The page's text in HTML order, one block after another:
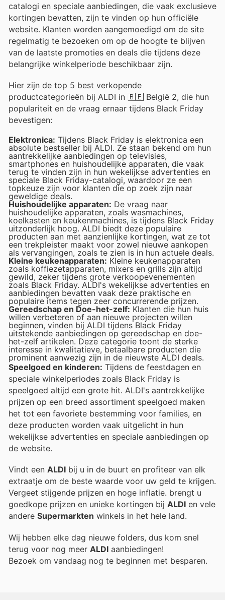
catalogi en speciale aanbiedingen, die vaak exclusieve
kortingen bevatten, zijn te vinden op hun officiële
website. Klanten worden aangemoedigd om de site
regelmatig te bezoeken om op de hoogte te blijven
van de laatste promoties en deals die tijdens deze
belangrijke winkelperiode beschikbaar zijn.
Hier zijn de top 5 best verkopende
productcategorieën bij ALDI in 🇧🇪 België 2, die hun
populariteit en de vraag ernaar tijdens Black Friday
bevestigen:
Elektronica: Tijdens Black Friday is elektronica een
absolute bestseller bij ALDI. Ze staan bekend om hun
aantrekkelijke aanbiedingen op televisies,
smartphones en huishoudelijke apparaten, die vaak
terug te vinden zijn in hun wekelijkse advertenties en
speciale Black Friday-catalogi, waardoor ze een
topkeuze zijn voor klanten die op zoek zijn naar
geweldige deals.
Huishoudelijke apparaten: De vraag naar
huishoudelijke apparaten, zoals wasmachines,
koelkasten en keukenmachines, is tijdens Black Friday
uitzonderlijk hoog. ALDI biedt deze populaire
producten aan met aanzienlijke kortingen, wat ze tot
een trekpleister maakt voor zowel nieuwe aankopen
als vervangingen, zoals te zien is in hun actuele deals.
Kleine keukenapparaten: Kleine keukenapparaten
zoals koffiezetapparaten, mixers en grills zijn altijd
gewild, zeker tijdens grote verkoopevenementen
zoals Black Friday. ALDI's wekelijkse advertenties en
aanbiedingen bevatten vaak deze praktische en
populaire items tegen zeer concurrerende prijzen.
Gereedschap en Doe-het-zelf: Klanten die hun huis
willen verbeteren of aan nieuwe projecten willen
beginnen, vinden bij ALDI tijdens Black Friday
uitstekende aanbiedingen op gereedschap en doe-
het-zelf artikelen. Deze categorie toont de sterke
interesse in kwalitatieve, betaalbare producten die
prominent aanwezig zijn in de nieuwste ALDI deals.
Speelgoed en kinderen: Tijdens de feestdagen en
speciale winkelperiodes zoals Black Friday is
speelgoed altijd een grote hit. ALDI's aantrekkelijke
prijzen op een breed assortiment speelgoed maken
het tot een favoriete bestemming voor families, en
deze producten worden vaak uitgelicht in hun
wekelijkse advertenties en speciale aanbiedingen op
de website.
Vindt een ALDI bij u in de buurt en profiteer van elk
extraatje om de beste waarde voor uw geld te krijgen.
Vergeet stijgende prijzen en hoge inflatie. brengt u
goedkope prijzen en unieke kortingen bij ALDI en vele
andere Supermarkten winkels in het hele land.
Wij hebben elke dag nieuwe folders, dus kom snel
terug voor nog meer ALDI aanbiedingen!
Bezoek om vandaag nog te beginnen met besparen.